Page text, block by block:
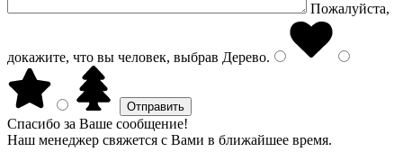
Пожалуйста,
докажите, что вы человек, выбрав Дерево.
Спасибо за Ваше сообщение!
Наш менеджер свяжется с Вами в ближайшее время.